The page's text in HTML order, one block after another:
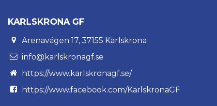
KARLSKRONA GF
Arenavägen 17, 37155 Karlskrona
info@karlskronagf.se
https://www.karlskronagf.se/
https://www.facebook.com/KarlskronaGF